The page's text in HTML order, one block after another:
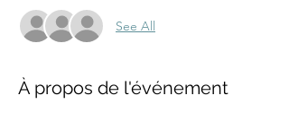
See All
À propos de l'événement